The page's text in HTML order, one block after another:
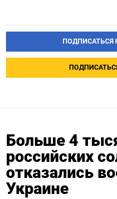
ПОДПИСАТЬСЯ
ПОДПИСАТЬСЯ
Больше 4
российских
отказались
Украине